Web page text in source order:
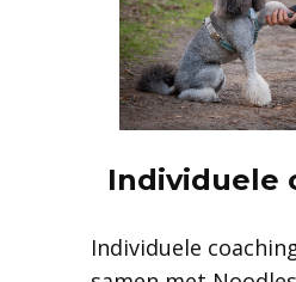
Individuele
Individuele